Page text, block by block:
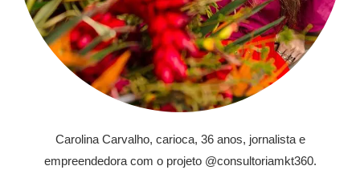
Carolina Carvalho, carioca, 36 anos, jornalista e
empreendedora com o projeto @consultoriamkt360.